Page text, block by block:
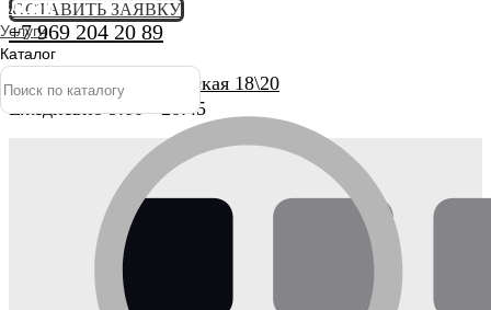
ОСТАВИТЬ ЗАЯВКУ
+7 969 204 20 89
г. Люберцы, Смирновская 18\20
Ежедневно 9:00 - 20:45
SALON
Услуги
Каталог